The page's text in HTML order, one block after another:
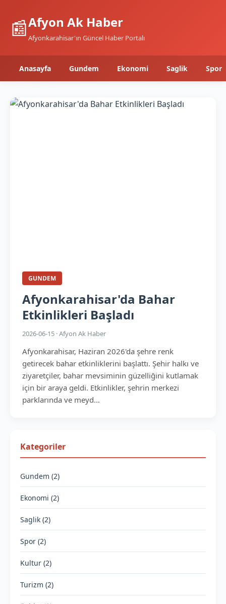
📰Afyon Ak Haber
Afyonkarahisar'ın Güncel Haber Portalı
Anasayfa Gundem Ekonomi Saglik Spor
GUNDEM
Afyonkarahisar'da Bahar
Etkinlikleri Başladı
2026-06-15 · Afyon Ak Haber
Afyonkarahisar, Haziran 2026'da şehre renk
getirecek bahar etkinliklerini başlattı. Şehir halkı ve
ziyaretçiler, bahar mevsiminin güzelliğini kutlamak
için bir araya geldi. Etkinlikler, şehrin merkezi
parklarında ve meyd...
Kategoriler
Gundem (2)
Ekonomi (2)
Saglik (2)
Spor (2)
Kultur (2)
Turizm (2)